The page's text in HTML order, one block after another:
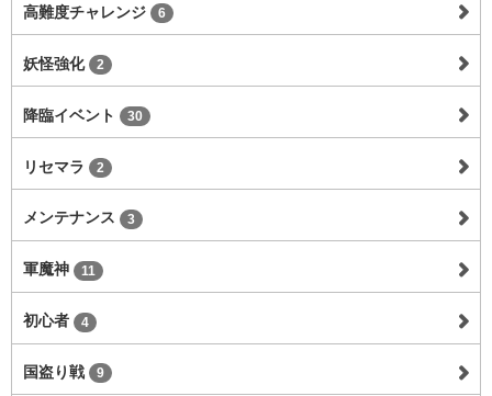
高難度チャレンジ 6
妖怪強化 2
降臨イベント 30
リセマラ 2
メンテナンス 3
軍魔神 11
初心者 4
国盗り戦 9